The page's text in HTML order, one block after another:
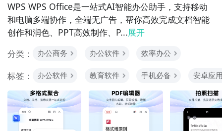
WPS WPS Office是一站式AI智能办公助手，支持移动
和电脑多端协作，全端无广告，帮你高效完成文档智能
创作和润色、PPT高效制作、P...展开
分类：
办公商务 办公软件 效率办公
标签： 办公软件 教育软件 手机必备 安卓应